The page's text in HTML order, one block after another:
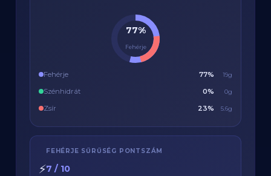
77%
Fehérje
Fehérje 77% 19g
Szénhidrát 0% 0g
Zsír 23% 5.6g
⚡
FEHÉRJE SŰRŰSÉG PONTSZÁM
7 / 10